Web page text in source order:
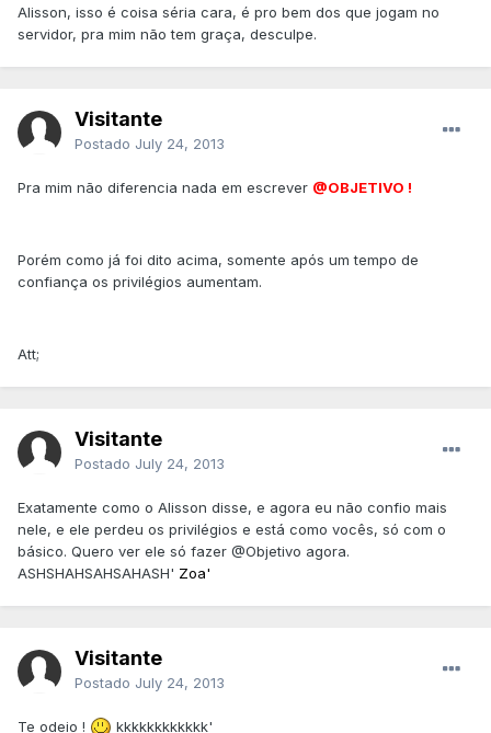
Alisson, isso é coisa séria cara, é pro bem dos que jogam no
servidor, pra mim não tem graça, desculpe.
Visitante
Postado July 24, 2013
Pra mim não diferencia nada em escrever @OBJETIVO !
Porém como já foi dito acima, somente após um tempo de
confiança os privilégios aumentam.
Att;
Visitante
Postado July 24, 2013
Exatamente como o Alisson disse, e agora eu não confio mais
nele, e ele perdeu os privilégios e está como vocês, só com o
básico. Quero ver ele só fazer @Objetivo agora.
ASHSHAHSAHSAHASH' Zoa'
Visitante
Postado July 24, 2013
Te odeio ! kkkkkkkkkkkk'